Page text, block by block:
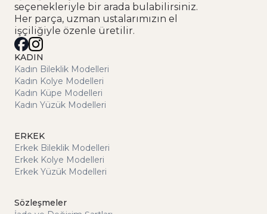
seçenekleriyle bir arada bulabilirsiniz.
Her parça, uzman ustalarımızın el
işçiliğiyle özenle üretilir.
KADIN
Kadın Bileklik Modelleri
Kadın Kolye Modelleri
Kadın Küpe Modelleri
Kadın Yüzük Modelleri
ERKEK
Erkek Bileklik Modelleri
Erkek Kolye Modelleri
Erkek Yüzük Modelleri
Sözleşmeler